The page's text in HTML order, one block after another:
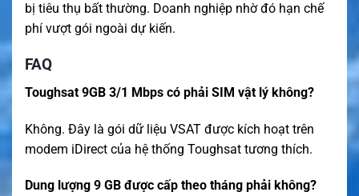
bị tiêu thụ bất thường. Doanh nghiệp nhờ đó hạn chế
phí vượt gói ngoài dự kiến.
FAQ
Toughsat 9GB 3/1 Mbps có phải SIM vật lý không?
Không. Đây là gói dữ liệu VSAT được kích hoạt trên
modem iDirect của hệ thống Toughsat tương thích.
Dung lượng 9 GB được cấp theo tháng phải không?